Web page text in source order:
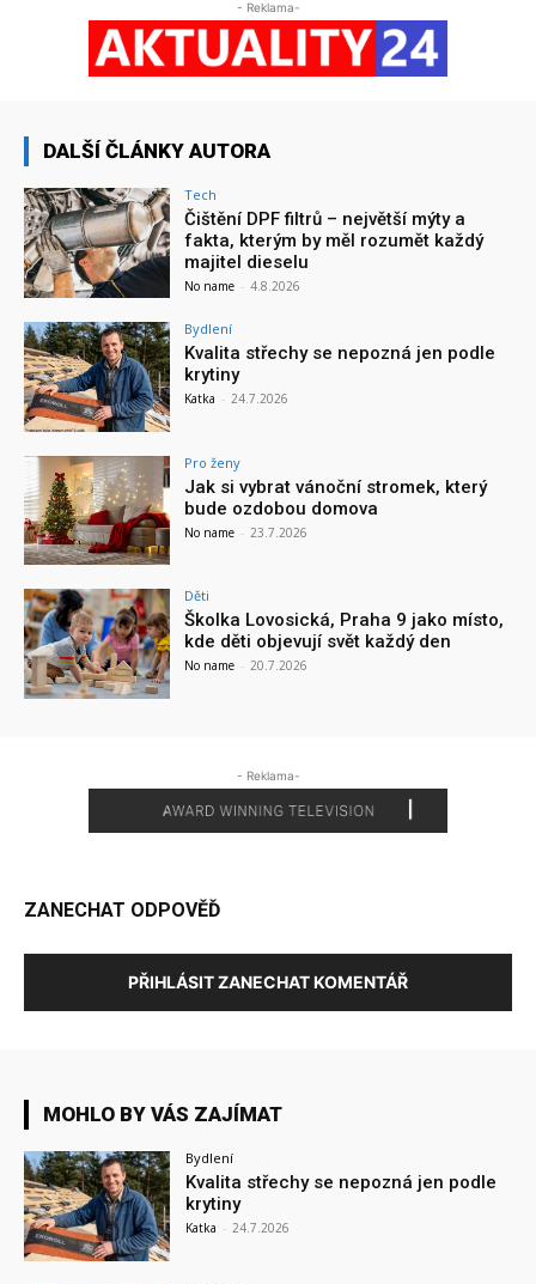
- Reklama-
DALŠÍ ČLÁNKY AUTORA
Tech
Čištění DPF filtrů – největší mýty a
fakta, kterým by měl rozumět každý
majitel dieselu
No name - 4.8.2026
Bydlení
Kvalita střechy se nepozná jen podle
krytiny
Katka - 24.7.2026
Pro ženy
Jak si vybrat vánoční stromek, který
bude ozdobou domova
No name - 23.7.2026
Děti
Školka Lovosická, Praha 9 jako místo,
kde děti objevují svět každý den
No name - 20.7.2026
- Reklama-
ZANECHAT ODPOVĚĎ
PŘIHLÁSIT ZANECHAT KOMENTÁŘ
MOHLO BY VÁS ZAJÍMAT
Bydlení
Kvalita střechy se nepozná jen podle
krytiny
Katka - 24.7.2026